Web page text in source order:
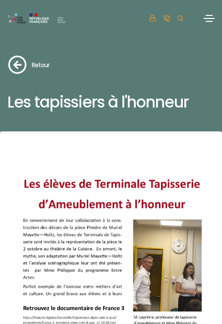
Retour
Les tapissiers à l'honneur